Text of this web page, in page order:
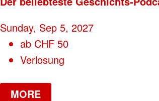
Sunday, Sep 5, 2027
ab CHF 50
Verlosung
MORE